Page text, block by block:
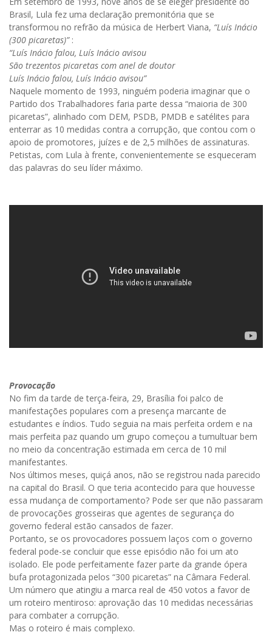
Brasil, Lula fez uma declaração premonitória que se
transformou no refrão da música de Herbert Viana, “Luís Inácio
(300 picaretas)”:
“Luís Inácio falou, Luís Inácio avisou
São trezentos picaretas com anel de doutor
Luís Inácio falou, Luís Inácio avisou”
Naquele momento de 1993, ninguém poderia imaginar que o
Partido dos Trabalhadores faria parte dessa “maioria de 300
picaretas”, alinhado com DEM, PSDB, PMDB e satélites para
enterrar as 10 medidas contra a corrupção, que contou com o
apoio de promotores, juízes e de 2,5 milhões de assinaturas.
Petistas, com Lula à frente, convenientemente se esqueceram
das palavras do seu líder máximo.
Provocação
No fim da tarde de terça-feira, 29, Brasília foi palco de
manifestações populares com a presença marcante de
estudantes e índios. Tudo seguia na mais perfeita ordem e na
mais perfeita paz quando um grupo começou a tumultuar bem
no meio da concentração estimada em cerca de 10 mil
manifestantes.
Nos últimos meses, quiçá anos, não se registrou nada parecido
na capital do Brasil. O que teria acontecido para que houvesse
essa mudança de comportamento? Pode ser que não passaram
de provocações grosseiras que agentes de segurança do
governo federal estão cansados de fazer.
Portanto, se os provocadores possuem laços com o governo
federal pode-se concluir que esse episódio não foi um ato
isolado. Ele pode perfeitamente fazer parte da grande ópera
bufa protagonizada pelos “300 picaretas” na Câmara Federal.
Um número que atingiu a marca real de 450 votos a favor de
um roteiro mentiroso: aprovação das 10 medidas necessárias
para combater a corrupção.
Mas o roteiro é mais complexo.